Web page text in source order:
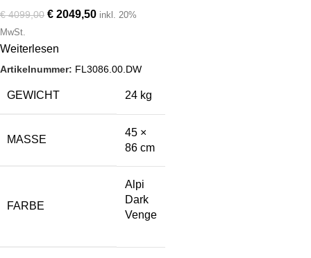
Breite: 45 cm Farbe:
Alpi Dark Venge
€4099,00 € 2049,50 inkl. 20%
MwSt.
Weiterlesen
Artikelnummer: FL3086.00.DW
GEWICHT 24 kg
MASSE
45 ×
86 cm
FARBE
Alpi
Dark
Venge